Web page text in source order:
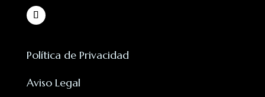
Política de Privacidad
Aviso Legal